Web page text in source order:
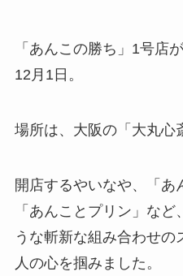
「あんこの勝ち」1号店
12月1日。
場所は、大阪の「大丸心
開店するやいなや、「あ
「あんことプリン」な
うな斬新な組み合わせの
人の心を掴みました。